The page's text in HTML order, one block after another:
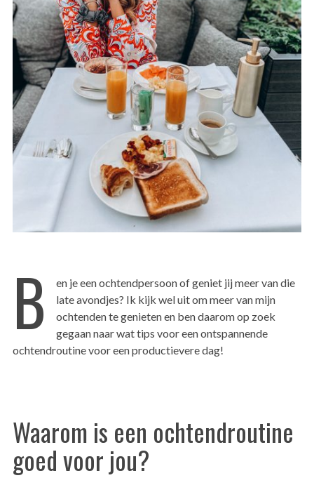
B
en je een ochtendpersoon of geniet jij meer van die
late avondjes? Ik kijk wel uit om meer van mijn
ochtenden te genieten en ben daarom op zoek
gegaan naar wat tips voor een ontspannende
ochtendroutine voor een productievere dag!
Waarom is een ochtendroutine
goed voor jou?